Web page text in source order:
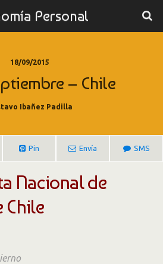
Personal
18/09/2015
– Chile
Ibañez Padilla
Pin Envía SMS
Nacional de
Chile